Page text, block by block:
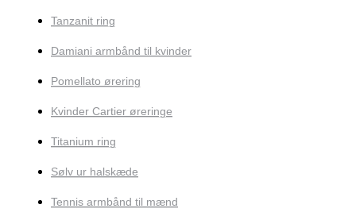
Tanzanit ring
Damiani armbånd til kvinder
Pomellato ørering
Kvinder Cartier øreringe
Titanium ring
Sølv ur halskæde
Tennis armbånd til mænd